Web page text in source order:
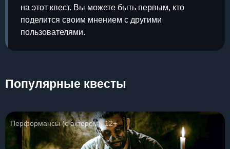
на этот квест. Вы можете быть первым, кто
поделится своим мнением с другими
пользователями.
Популярные квесты
Перформансы (с актером), 12+